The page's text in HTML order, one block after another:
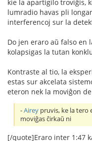
kie la apartigilo troviĝis,
lumradio havas pli
interferencoj sur la
Do jen eraro aŭ falso en
kolapsigas la tutan
Kontraste al tio, la
estas sur akcelata
eteron nek la moviĝon
-Airey pruvis, ke la tero
moviĝas ĉirkaŭ ni
[/quote]Eraro inter 1:47